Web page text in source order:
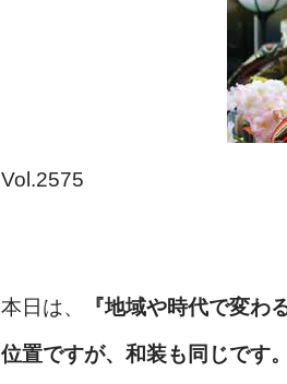
Vol.2575
本日は、 『地域や時代で変わ
位置ですが、 和装も同じです